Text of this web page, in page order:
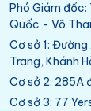
Phó Giám
Quốc - Võ
Cơ sở 1: Đường
Trang, Khánh
Cơ sở 2: 285A
Cơ sở 3: 77